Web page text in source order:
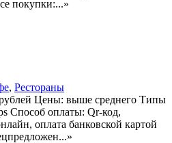
покупки:...»
, Рестораны
Цены: выше среднего Типы
Способ оплаты: Qr-код,
оплата банковской картой